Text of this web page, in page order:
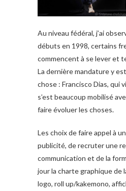
Au niveau fédéral, j’ai
débuts en 1998, certains
commencent à se lever et
La dernière mandature y
chose : Francisco Dias, qui
s’est beaucoup mobilisé
faire évoluer les choses.
Les choix de faire appel à
publicité, de recruter une
communication et de la
jour la charte graphique de
logo, roll up/kakemono,